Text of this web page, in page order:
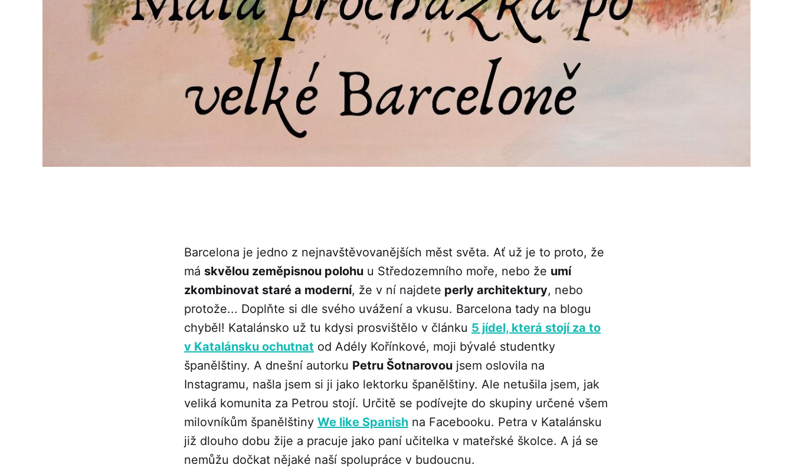
Barcelona je jedno z nejnavštěvovanějších měst světa. Ať už je to proto, že
má skvělou zeměpisnou polohu u Středozemního moře, nebo že umí
zkombinovat staré a moderní, že v ní najdete perly architektury, nebo
protože... Doplňte si dle svého uvážení a vkusu. Barcelona tady na blogu
chyběl! Katalánsko už tu kdysi prosvištělo v článku 5 jídel, která stojí za to
v Katalánsku ochutnat od Adély Kořínkové, moji bývalé studentky
španělštiny. A dnešní autorku Petru Šotnarovou jsem oslovila na
Instagramu, našla jsem si ji jako lektorku španělštiny. Ale netušila jsem, jak
veliká komunita za Petrou stojí. Určitě se podívejte do skupiny určené všem
milovníkům španělštiny We like Spanish na Facebooku. Petra v Katalánsku
již dlouho dobu žije a pracuje jako paní učitelka v mateřské školce. A já se
nemůžu dočkat nějaké naší spolupráce v budoucnu.